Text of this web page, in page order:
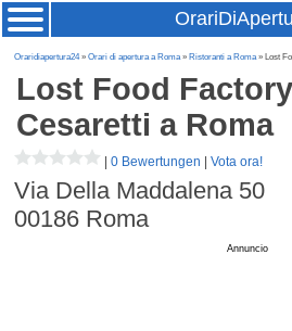
Oraridiapertura24»Orari di apertura a Roma» Ristoranti a Roma» Lost
Lost Food
Cesaretti a Roma
|0 Bewertungen |Vota ora!
Via Della Maddalena 50
00186 Roma
Annuncio